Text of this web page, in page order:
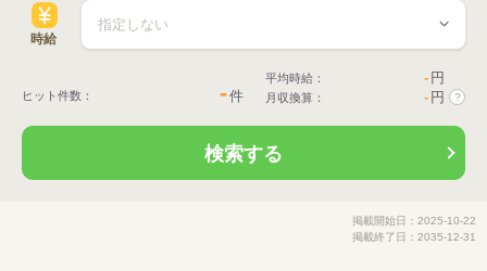
時給
ヒット件数： -件
平均時給： - 円
月収換算： - 円 ?
検索する
掲載開始日：2025-10-22
掲載終了日：2035-12-31